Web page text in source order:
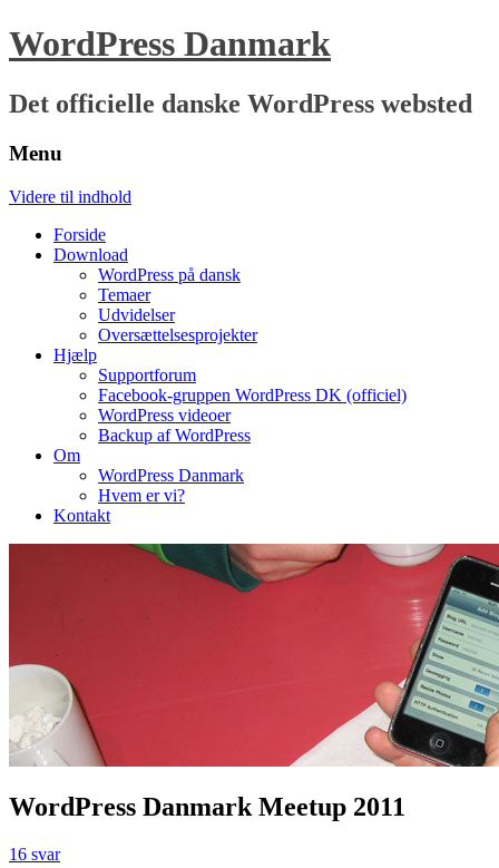
WordPress Danmark
Det officielle danske WordPress websted
Menu
Videre til indhold
Forside
Download
WordPress på dansk
Temaer
Udvidelser
Oversættelsesprojekter
Hjælp
Supportforum
Facebook-gruppen WordPress DK (officiel)
WordPress videoer
Backup af WordPress
Om
WordPress Danmark
Hvem er vi?
Kontakt
WordPress Danmark Meetup 2011
16 svar